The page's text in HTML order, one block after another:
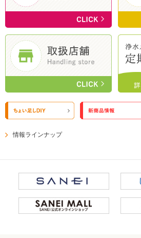
情報ラインナップ